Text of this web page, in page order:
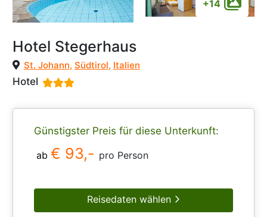
+14
Hotel Stegerhaus
St. Johann, Südtirol, Italien
Hotel
Günstigster Preis für diese Unterkunft:
ab € 93,- pro Person
Reisedaten wählen